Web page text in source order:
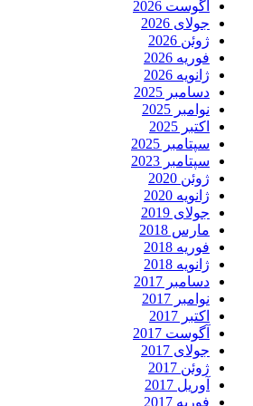
آگوست 2026
جولای 2026
ژوئن 2026
فوریه 2026
ژانویه 2026
دسامبر 2025
نوامبر 2025
اکتبر 2025
سپتامبر 2025
سپتامبر 2023
ژوئن 2020
ژانویه 2020
جولای 2019
مارس 2018
فوریه 2018
ژانویه 2018
دسامبر 2017
نوامبر 2017
اکتبر 2017
آگوست 2017
جولای 2017
ژوئن 2017
آوریل 2017
فوریه 2017